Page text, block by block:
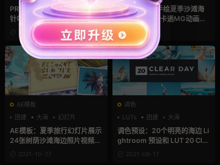
三维
PR模板：夏季植物LOGO 热带
针叶林绿叶草地草坪操场视频
开场视频模板 Nature Reveal
2021-11-25
FCPX插件：手绘夏季沙滩海
边标题包模板 卡通MG动画旅
行VLOG装饰贴图 Hand-Dra
wn Summer Titles Pack
2021-10-29
AE模板
团建
大海 幻灯片
AE模板：夏季旅行幻灯片展示
24张树荫沙滩海边照片视频回
忆展示 Summer Photo Slide
s
2021-10-27
调色
LUTs
团建 大海
调色预设：20个明亮的海边 Li
ghtroom 预设和 LUT 20 Clea
r Day Sparklestock
2021-06-17